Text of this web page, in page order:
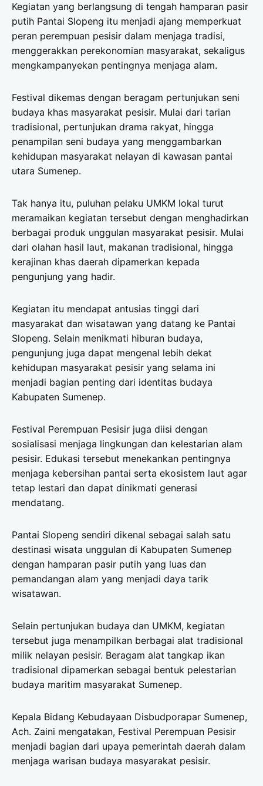
Kegiatan yang berlangsung di tengah hamparan pasir
putih Pantai Slopeng itu menjadi ajang memperkuat
peran perempuan pesisir dalam menjaga tradisi,
menggerakkan perekonomian masyarakat, sekaligus
mengkampanyekan pentingnya menjaga alam.
Festival dikemas dengan beragam pertunjukan seni
budaya khas masyarakat pesisir. Mulai dari tarian
tradisional, pertunjukan drama rakyat, hingga
penampilan seni budaya yang menggambarkan
kehidupan masyarakat nelayan di kawasan pantai
utara Sumenep.
Tak hanya itu, puluhan pelaku UMKM lokal turut
meramaikan kegiatan tersebut dengan menghadirkan
berbagai produk unggulan masyarakat pesisir. Mulai
dari olahan hasil laut, makanan tradisional, hingga
kerajinan khas daerah dipamerkan kepada
pengunjung yang hadir.
Kegiatan itu mendapat antusias tinggi dari
masyarakat dan wisatawan yang datang ke Pantai
Slopeng. Selain menikmati hiburan budaya,
pengunjung juga dapat mengenal lebih dekat
kehidupan masyarakat pesisir yang selama ini
menjadi bagian penting dari identitas budaya
Kabupaten Sumenep.
Festival Perempuan Pesisir juga diisi dengan
sosialisasi menjaga lingkungan dan kelestarian alam
pesisir. Edukasi tersebut menekankan pentingnya
menjaga kebersihan pantai serta ekosistem laut agar
tetap lestari dan dapat dinikmati generasi
mendatang.
Pantai Slopeng sendiri dikenal sebagai salah satu
destinasi wisata unggulan di Kabupaten Sumenep
dengan hamparan pasir putih yang luas dan
pemandangan alam yang menjadi daya tarik
wisatawan.
Selain pertunjukan budaya dan UMKM, kegiatan
tersebut juga menampilkan berbagai alat tradisional
milik nelayan pesisir. Beragam alat tangkap ikan
tradisional dipamerkan sebagai bentuk pelestarian
budaya maritim masyarakat Sumenep.
Kepala Bidang Kebudayaan Disbudporapar Sumenep,
Ach. Zaini mengatakan, Festival Perempuan Pesisir
menjadi bagian dari upaya pemerintah daerah dalam
menjaga warisan budaya masyarakat pesisir.